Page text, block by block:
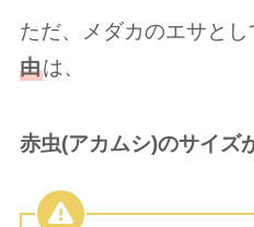
ただ、メダカのエサとし
由は、
赤虫(アカムシ)のサイズ